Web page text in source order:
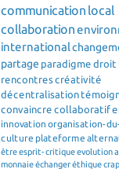
communication local
collaboration
international
partage paradigme droit
rencontrescréativité
décentralisation
convaincre collaboratif
innovation organisation-
culture plateforme
êtreesprit-critiqueevolution
monnaieéchangeréthique